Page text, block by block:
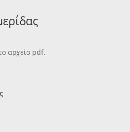
αρχείο pdf.